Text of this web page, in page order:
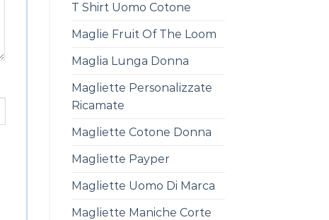
T Shirt Uomo Cotone
Maglie Fruit Of The Loom
Maglia Lunga Donna
Magliette Personalizzate
Ricamate
Magliette Cotone Donna
Magliette Payper
Magliette Uomo Di Marca
Magliette Maniche Corte